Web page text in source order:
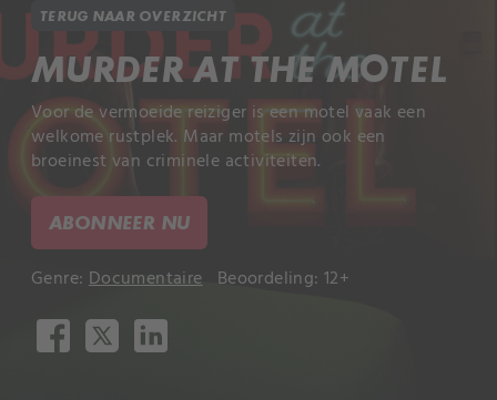
TERUG NAAR OVERZICHT
MURDER AT THE MOTEL
Voor de vermoeide reiziger is een motel vaak een
welkome rustplek. Maar motels zijn ook een
broeinest van criminele activiteiten.
ABONNEER NU
Genre: Documentaire Beoordeling: 12+